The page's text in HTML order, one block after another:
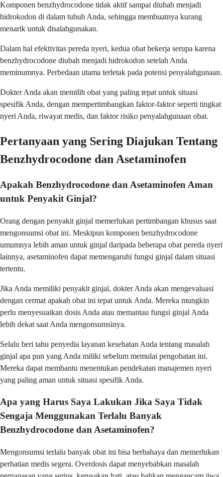
Komponen benzhydrocodone tidak aktif sampai diubah menjadi
hidrokodon di dalam tubuh Anda, sehingga membuatnya kurang
menarik untuk disalahgunakan.
Dalam hal efektivitas pereda nyeri, kedua obat bekerja serupa karena
benzhydrocodone diubah menjadi hidrokodon setelah Anda
meminumnya. Perbedaan utama terletak pada potensi penyalahgunaan.
Dokter Anda akan memilih obat yang paling tepat untuk situasi
spesifik Anda, dengan mempertimbangkan faktor-faktor seperti tingkat
nyeri Anda, riwayat medis, dan faktor risiko penyalahgunaan obat.
Pertanyaan yang Sering Diajukan Tentang
Benzhydrocodone dan Asetaminofen
Apakah Benzhydrocodone dan Asetaminofen Aman
untuk Penyakit Ginjal?
Orang dengan penyakit ginjal memerlukan pertimbangan khusus saat
mengonsumsi obat ini. Meskipun komponen benzhydrocodone
umumnya lebih aman untuk ginjal daripada beberapa obat pereda nyeri
lainnya, asetaminofen dapat memengaruhi fungsi ginjal dalam situasi
tertentu.
Jika Anda memiliki penyakit ginjal, dokter Anda akan mengevaluasi
dengan cermat apakah obat ini tepat untuk Anda. Mereka mungkin
perlu menyesuaikan dosis Anda atau memantau fungsi ginjal Anda
lebih dekat saat Anda mengonsumsinya.
Selalu beri tahu penyedia layanan kesehatan Anda tentang masalah
ginjal apa pun yang Anda miliki sebelum memulai pengobatan ini.
Mereka dapat membantu menentukan pendekatan manajemen nyeri
yang paling aman untuk situasi spesifik Anda.
Apa yang Harus Saya Lakukan Jika Saya Tidak
Sengaja Menggunakan Terlalu Banyak
Benzhydrocodone dan Asetaminofen?
Mengonsumsi terlalu banyak obat ini bisa berbahaya dan memerlukan
perhatian medis segera. Overdosis dapat menyebabkan masalah